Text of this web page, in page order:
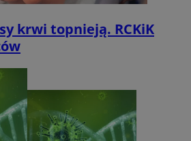
krwi topnieją. RCKiK